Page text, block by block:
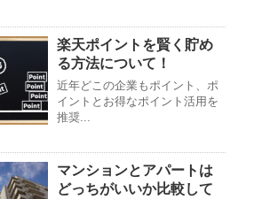
楽天ポイントを賢く貯め
る方法について！
近年どこの企業もポイント、ポ
イントとお得なポイント活用を
推奨...
マンションとアパートは
どっちがいいか比較して